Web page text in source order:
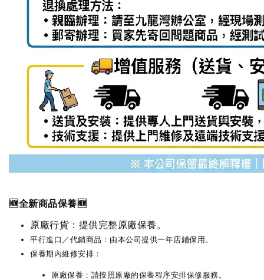
🆕全新商品保養🆕
原廠行貨：提供完整原廠保養。
平行進口／代銷商品：由本公司提供一年店鋪保用。
保養期內維修安排：
原廠保養：請按照原廠的保養程序安排保修服務。